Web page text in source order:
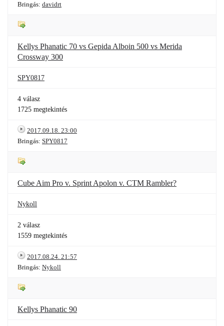
Bringás: davidrt
Kellys Phanatic 70 vs Gepida Alboin 500 vs Merida
Crossway 300
SPY0817
4 válasz
1725 megtekintés
2017.09.18. 23:00
Bringás: SPY0817
Cube Aim Pro v. Sprint Apolon v. CTM Rambler?
Nykoll
2 válasz
1559 megtekintés
2017.08.24. 21:57
Bringás: Nykoll
Kellys Phanatic 90